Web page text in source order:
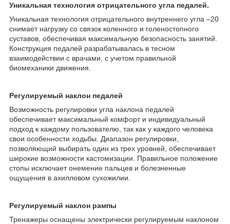
Уникальная технология отрицательного угла педалей.
Уникальная технология отрицательного внутреннего угла –20
снимает нагрузку со связок коленного и голеностопного
суставов, обеспечивая максимальную безопасность занятий.
Конструкция педалей разрабатывалась в тесном
взаимодействии с врачами, с учетом правильной
биомеханики движения.
Регулируемый наклон педалей
Возможность регулировки угла наклона педалей
обеспечивает максимальный комфорт и индивидуальный
подход к каждому пользователю, так как у каждого человека
свои особенности ходьбы. Диапазон регулировки,
позволяющий выбирать один из трех уровней, обеспечивает
широкие возможности кастомизации. Правильное положение
стопы исключает онемение пальцев и болезненные
ощущения в ахилловом сухожилии.
Регулируемый наклон рампы
Тренажеры оснащены электрически регулируемым наклоном